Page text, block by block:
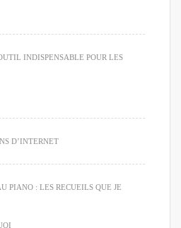
INDISPENSABLE POUR LES
D’INTERNET
PIANO : LES RECUEILS QUE JE